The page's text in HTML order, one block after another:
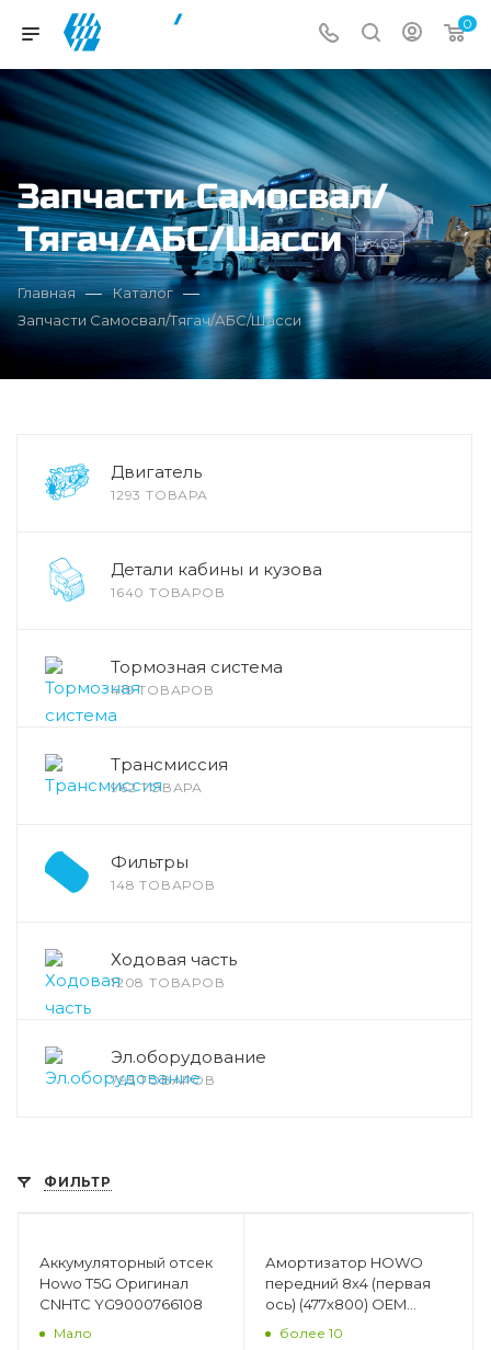
0
Запчасти Самосвал/
Тягач/АБС/Шасси
6465
Главная — Каталог —
Запчасти Самосвал/Тягач/АБС/Шасси
Двигатель
1293 ТОВАРА
Детали кабины и кузова
1640 ТОВАРОВ
Тормозная система
419 ТОВАРОВ
Трансмиссия
962 ТОВАРА
Фильтры
148 ТОВАРОВ
Ходовая часть
1208 ТОВАРОВ
Эл.оборудование
795 ТОВАРОВ
ФИЛЬТР
Аккумуляторный отсек
Howo T5G Оригинал
CNHTC YG9000766108
Мало
Амортизатор HOWO
передний 8х4 (первая
ось) (477x800) OEM
WG9725680014
более 10